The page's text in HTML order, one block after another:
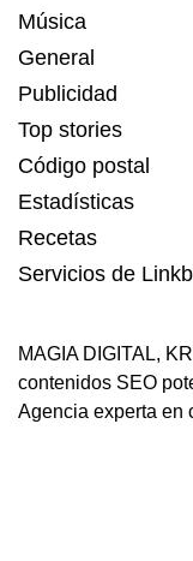
Música
General
Publicidad
Top stories
Código postal
Estadísticas
Recetas
Servicios de
MAGIA DIGITAL,
contenidos SEO
Agencia experta en